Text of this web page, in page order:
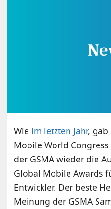
Wie im letzten Jahr, gab
Mobile World
der GSMA wieder die
Global Mobile Awards
Entwickler. Der beste
Meinung der GSMA